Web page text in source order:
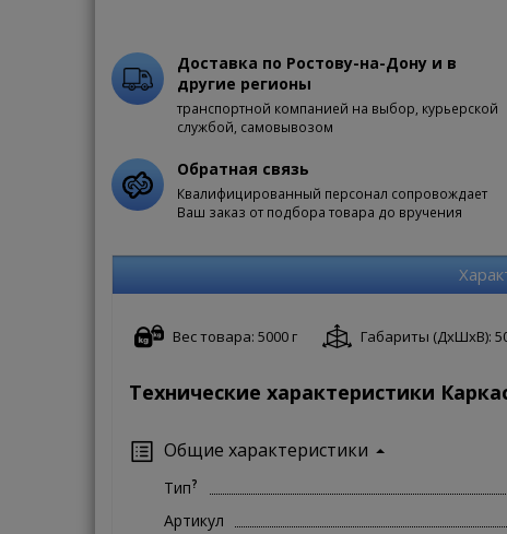
Доставка по Ростову-на-Дону и в
другие регионы
транспортной компанией на выбор, курьерской
службой, самовывозом
Обратная связь
Квалифицированный персонал сопровождает
Ваш заказ от подбора товара до вручения
Вес товара: 5000 г Габариты (ДxШxВ):
Технические характеристики
Общие характеристики
Тип?
Артикул